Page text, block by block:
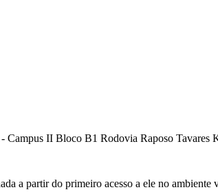
II Bloco B1 Rodovia Raposo
a partir do primeiro acesso a ele no